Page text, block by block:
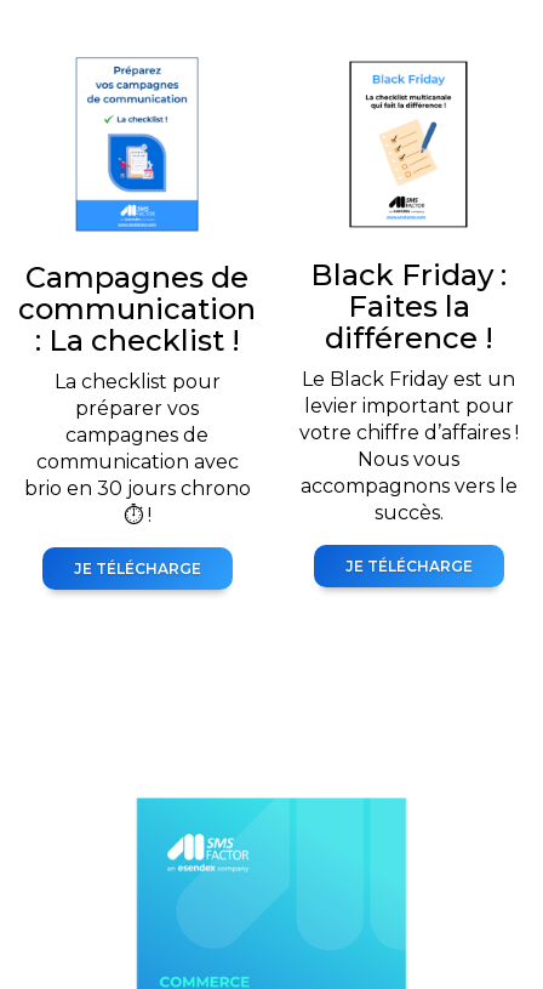
Campagnes de
communication
: La checklist !
La checklist pour
préparer vos
campagnes de
communication avec
brio en 30 jours chrono
⏱️ !
JE TÉLÉCHARGE
Black Friday :
Faites la
différence !
Le Black Friday est un
levier important pour
votre chiffre d’affaires !
Nous vous
accompagnons vers le
succès.
JE TÉLÉCHARGE